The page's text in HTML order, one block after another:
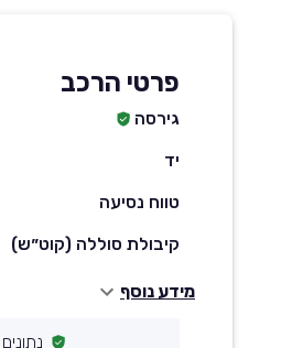
פרטי הרכב
גירסה
יד
טווח נסיעה
קיבולת סוללה (קוט״ש)
מידע נוסף